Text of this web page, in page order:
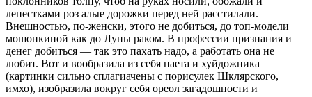
лепестками роз алые дорожки перед ней расстилали.
Внешностью, по-женски, этого не добиться, до топ-модели
мошонкиной как до Луны раком. В профессии признания и
денег добиться — так это пахать надо, а работать она не
любит. Вот и вообразила из себя паета и хуйдожника
(картинки сильно сплагиачены с порисулек Шклярского,
имхо), изобразила вокруг себя ореол загадошности и